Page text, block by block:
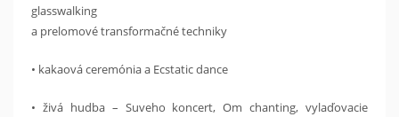
glasswalking
a prelomové transformačné techniky
• kakaová ceremónia a Ecstatic dance
• živá hudba – Suveho koncert, Om chanting, vylaďovacie